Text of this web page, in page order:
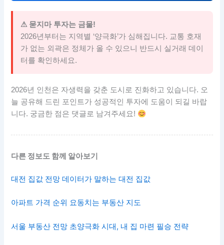
⚠ 묻지마 투자는 금물!
2026년부터는 지역별 ‘양극화’가 심해집니다. 교통 호재
가 없는 외곽은 정체가 올 수 있으니 반드시 실거래 데이
터를 확인하세요.
2026년 인천은 자생력을 갖춘 도시로 진화하고 있습니다. 오
늘 공유해 드린 포인트가 성공적인 투자에 도움이 되길 바랍
니다. 궁금한 점은 댓글로 남겨주세요!
다른 정보도 함께 알아보기
대전 집값 전망 데이터가 말하는 대전 집값
아파트 가격 순위 요동치는 부동산 지도
서울 부동산 전망 초양극화 시대, 내 집 마련 필승 전략